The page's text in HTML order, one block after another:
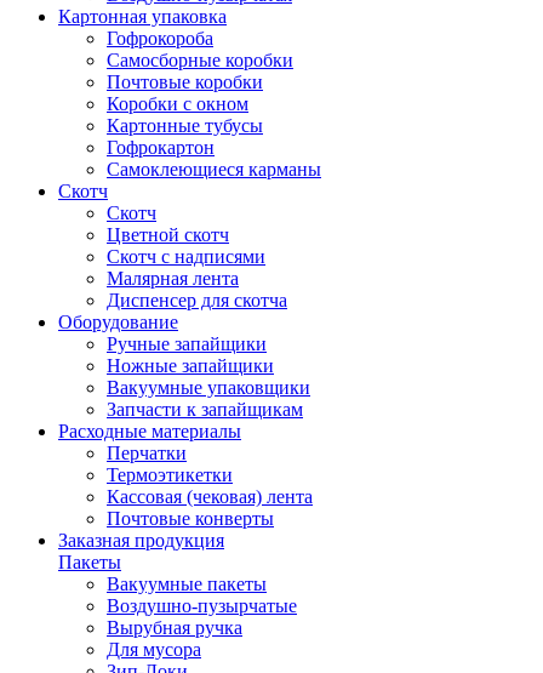
Картонная упаковка
Гофрокороба
Самосборные коробки
Почтовые коробки
Коробки с окном
Картонные тубусы
Гофрокартон
Самоклеющиеся карманы
Скотч
Скотч
Цветной скотч
Скотч с надписями
Малярная лента
Диспенсер для скотча
Оборудование
Ручные запайщики
Ножные запайщики
Вакуумные упаковщики
Запчасти к запайщикам
Расходные материалы
Перчатки
Термоэтикетки
Кассовая (чековая) лента
Почтовые конверты
Заказная продукция
Пакеты
Вакуумные пакеты
Воздушно-пузырчатые
Вырубная ручка
Для мусора